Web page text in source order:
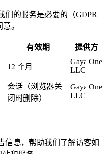
们的服务是必要的（GDPR
。
有效期 提供方
12 个月
Gaya One
LLC
会话（浏览器关
闭时删除）
Gaya One
LLC
信息，帮助我们了解访客如